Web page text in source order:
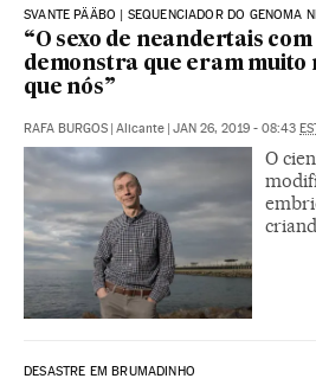
SVANTE PÄÄBO | SEQUENCIADOR DO GENOMA
“O sexo de neandertais
demonstra que eram muito
que nós”
RAFA BURGOS | Alicante | JAN 26, 2019 - 08:43
O
DESASTRE EM BRUMADINHO